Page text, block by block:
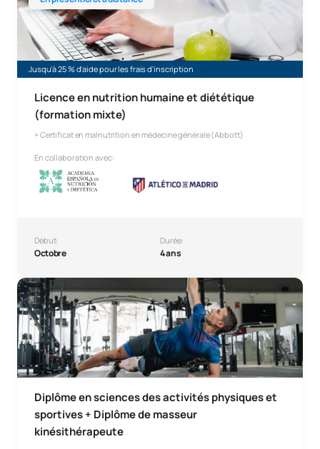
Jusqu'à 25 % d'aide pour les frais d'inscription
Licence en nutrition humaine et diététique
(formation mixte)
+ Certificat en malnutrition en médecine générale (Abbott)
En collaboration avec:
Début:
Octobre
Durée:
4 ans
Diplôme en sciences des activités physiques et
sportives + Diplôme de masseur
kinésithérapeute
Diplôme en sciences des activités physiques et sportives